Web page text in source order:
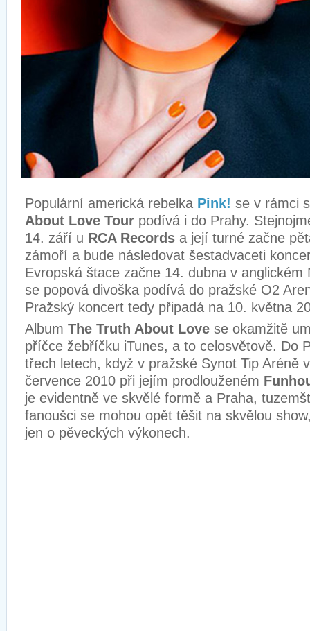
Populární americká rebelka Pink! se v rámci
About Love Tour podívá i do Prahy.
14. září u RCA Records a její turné začne
zámoří a bude následovat šestadvaceti
Evropská štace začne 14. dubna v anglickém
se popová divoška podívá do pražské O2
Pražský koncert tedy připadá na 10. května
Album The Truth About Love se okamžitě
příčce žebříčku iTunes, a to celosvětově. Do
třech letech, když v pražské Synot Tip Aréně
července 2010 při jejím prodlouženém
je evidentně ve skvělé formě a Praha,
fanoušci se mohou opět těšit na skvělou
jen o pěveckých výkonech.